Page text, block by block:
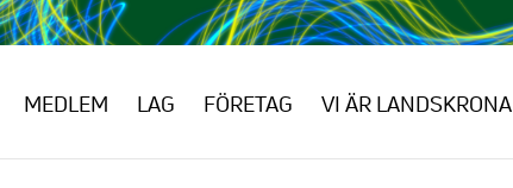
MEDLEM LAG FÖRETAG VI ÄR LANDSKRONA